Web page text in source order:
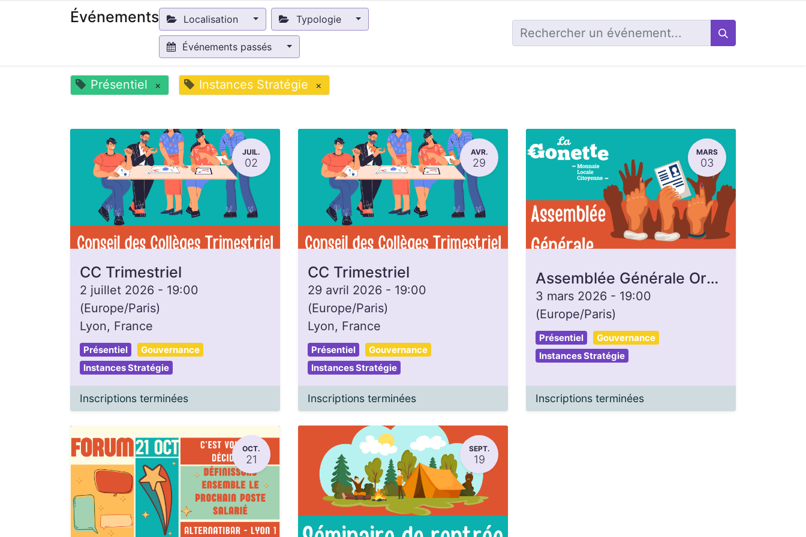
Événements Localisation Typologie
Événements passés
Présentiel × Instances Stratégie ×
JUIL.
02
CC Trimestriel
2 juillet 2026 - 19:00
(Europe/Paris)
Lyon, France
Présentiel
Gouvernance
Instances Stratégie
Inscriptions terminées
AVR.
29
CC Trimestriel
29 avril 2026 - 19:00
(Europe/Paris)
Lyon, France
Présentiel
Gouvernance
Instances Stratégie
Inscriptions terminées
MARS
03
Assemblée Générale Ordinaire 2026
3 mars 2026 - 19:00
(Europe/Paris)
Présentiel
Gouvernance
Instances Stratégie
Inscriptions terminées
OCT.
21
SEPT.
19